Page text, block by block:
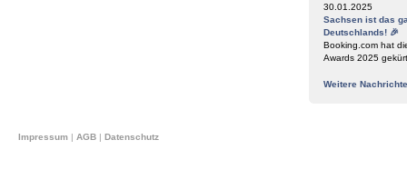
30.01.2025
Sachsen ist das
Deutschlands! 🎉
Booking.com hat
Awards 2025 gekürt
Weitere
Impressum | AGB | Datenschutz